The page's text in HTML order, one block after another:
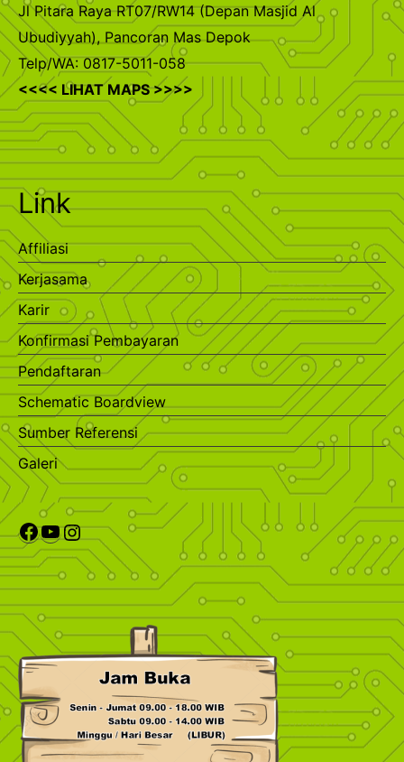
Jl Pitara Raya RT07/RW14 (Depan Masjid Al
Ubudiyyah), Pancoran Mas Depok
Telp/WA: 0817-5011-058
<<<< LIHAT MAPS >>>>
Link
Affiliasi
Kerjasama
Karir
Konfirmasi Pembayaran
Pendaftaran
Schematic Boardview
Sumber Referensi
Galeri